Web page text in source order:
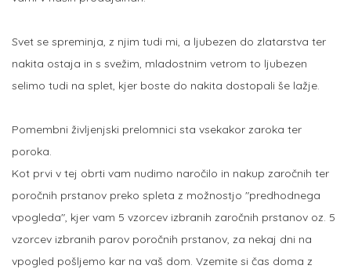
Svet se spreminja, z njim tudi mi, a ljubezen do zlatarstva ter
nakita ostaja in s svežim, mladostnim vetrom to ljubezen
selimo tudi na splet, kjer boste do nakita dostopali še lažje.
Pomembni življenjski prelomnici sta vsekakor zaroka ter
poroka.
Kot prvi v tej obrti vam nudimo naročilo in nakup zaročnih ter
poročnih prstanov preko spleta z možnostjo "predhodnega
vpogleda", kjer vam 5 vzorcev izbranih zaročnih prstanov oz. 5
vzorcev izbranih parov poročnih prstanov, za nekaj dni na
vpogled pošljemo kar na vaš dom. Vzemite si čas doma z